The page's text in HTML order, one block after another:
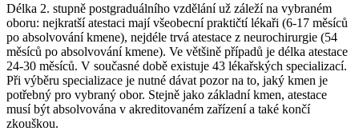
Délka 2. stupně postgraduálního vzdělání už záleží na vybraném
oboru: nejkratší atestaci mají všeobecní praktičtí lékaři (6-17 měsíců
po absolvování kmene), nejdéle trvá atestace z neurochirurgie (54
měsíců po absolvování kmene). Ve většině případů je délka atestace
24-30 měsíců. V současné době existuje 43 lékařských specializací.
Při výběru specializace je nutné dávat pozor na to, jaký kmen je
potřebný pro vybraný obor. Stejně jako základní kmen, atestace
musí být absolvována v akreditovaném zařízení a také končí
zkouškou.